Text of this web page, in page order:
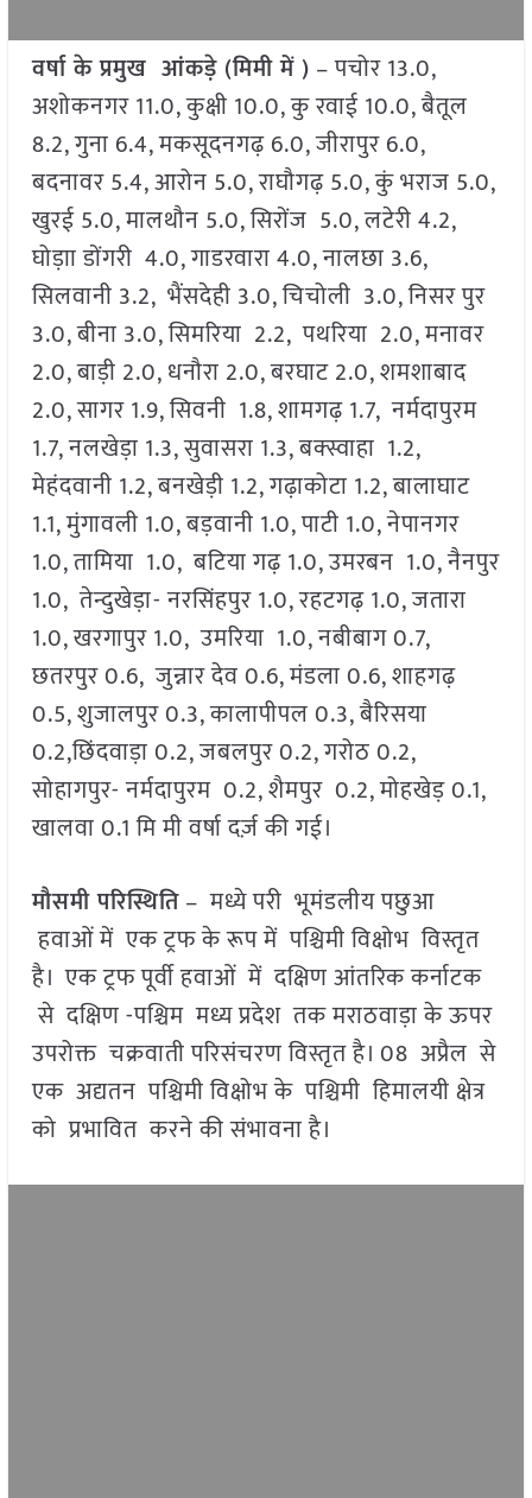
वर्षा के प्रमुख आंकड़े (मिमी में ) – पचोर 13.0,
अशोकनगर 11.0, कुक्षी 10.0, कु रवाई 10.0, बैतूल
8.2, गुना 6.4, मकसूदनगढ़ 6.0, जीरापुर 6.0,
बदनावर 5.4, आरोन 5.0, राघौगढ़ 5.0, कुं भराज 5.0,
खुरई 5.0, मालथौन 5.0, सिरोंज 5.0, लटेरी 4.2,
घोड़ाा डोंगरी 4.0, गाडरवारा 4.0, नालछा 3.6,
सिलवानी 3.2, भैंसदेही 3.0, चिचोली 3.0, निसर पुर
3.0, बीना 3.0, सिमरिया 2.2, पथरिया 2.0, मनावर
2.0, बाड़ी 2.0, धनौरा 2.0, बरघाट 2.0, शमशाबाद
2.0, सागर 1.9, सिवनी 1.8, शामगढ़ 1.7, नर्मदापुरम
1.7, नलखेड़ा 1.3, सुवासरा 1.3, बक्स्वाहा 1.2,
मेहंदवानी 1.2, बनखेड़ी 1.2, गढ़ाकोटा 1.2, बालाघाट
1.1, मुंगावली 1.0, बड़वानी 1.0, पाटी 1.0, नेपानगर
1.0, तामिया 1.0, बटिया गढ़ 1.0, उमरबन 1.0, नैनपुर
1.0, तेन्दुखेड़ा- नरसिंहपुर 1.0, रहटगढ़ 1.0, जतारा
1.0, खरगापुर 1.0, उमरिया 1.0, नबीबाग 0.7,
छतरपुर 0.6, जुन्नार देव 0.6, मंडला 0.6, शाहगढ़
0.5, शुजालपुर 0.3, कालापीपल 0.3, बैरिसया
0.2,छिंदवाड़ा 0.2, जबलपुर 0.2, गरोठ 0.2,
सोहागपुर- नर्मदापुरम 0.2, शैमपुर 0.2, मोहखेड़ 0.1,
खालवा 0.1 मि मी वर्षा दर्ज़ की गई।
मौसमी परिस्थिति– मध्ये परी भूमंडलीय पछुआ
हवाओं में एक ट्रफ के रूप में पश्चिमी विक्षोभ विस्तृत
है। एक ट्रफ पूर्वी हवाओं में दक्षिण आंतरिक कर्नाटक
से दक्षिण -पश्चिम मध्य प्रदेश तक मराठवाड़ा के ऊपर
उपरोक्त चक्रवाती परिसंचरण विस्तृत है। 08 अप्रैल से
एक अद्यतन पश्चिमी विक्षोभ के पश्चिमी हिमालयी क्षेत्र
को प्रभावित करने की संभावना है।